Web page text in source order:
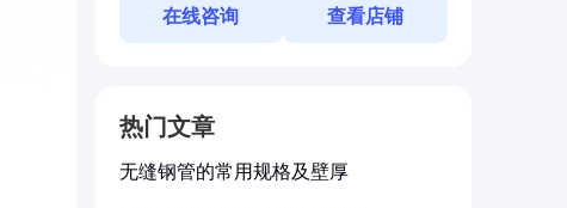
在线咨询 查看店铺
热门文章
无缝钢管的常用规格及壁厚